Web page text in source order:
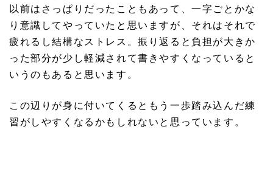
以前はさっぱりだったこともあって、一字ごとかな
り意識してやっていたと思いますが、それはそれで
疲れるし結構なストレス。振り返ると負担が大きか
った部分が少し軽減されて書きやすくなっていると
いうのもあると思います。
この辺りが身に付いてくるともう一歩踏み込んだ練
習がしやすくなるかもしれないと思っています。